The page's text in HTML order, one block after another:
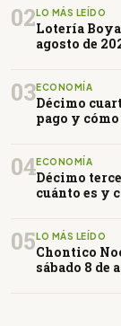
02 LO MÁS LEÍDO
Lotería
agosto de
03ECONOMÍA
Décimo
pago y
04ECONOMÍA
Décimo
cuánto es y
05 LO MÁS LEÍDO
Chontico
sábado 8 de